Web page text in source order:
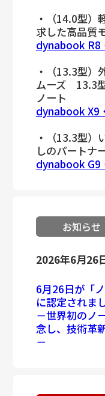
・（14.0型）
求した高品質
dynabook R8
・（13.3型）
ムーズ 13.3
ノート
dynabook X9
・（13.3型）
しのパートナ
dynabook G9
お知らせ
2026年6月26
6月26日が「
に認定されま
－世界初のノ
念し、技術革
－